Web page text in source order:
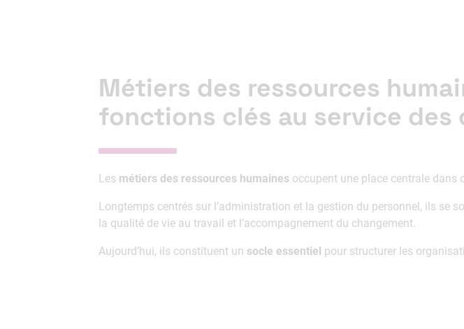
Métiers des ressources
fonctions clés au service des
Les métiers des ressources humaines occupent une place centrale dans
Longtemps centrés sur l’administration et la gestion du personnel, ils se
la qualité de vie au travail et l’accompagnement du changement.
Aujourd’hui, ils constituent un socle essentiel pour structurer les